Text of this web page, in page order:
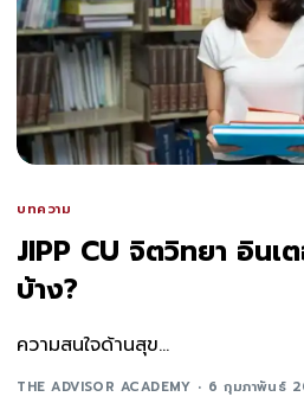
บทความ
JIPP CU จิตวิทยา อินเ
บ้าง?
ความสนใจด้านสุข...
THE ADVISOR ACADEMY 6 กุมภาพันธ์